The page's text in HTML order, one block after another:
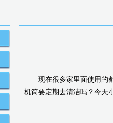
现在很多家里面使用的都
机筒要定期去清洁吗？今天